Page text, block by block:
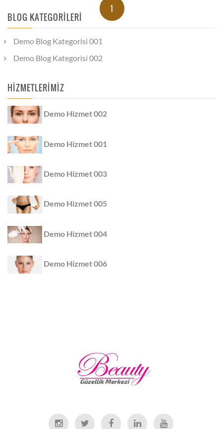
1
BLOG KATEGORILERI
Demo Blog Kategorisi 001
Demo Blog Kategorisi 002
HIZMETLERIMIZ
Demo Hizmet 002
Demo Hizmet 001
Demo Hizmet 003
Demo Hizmet 005
Demo Hizmet 004
Demo Hizmet 006